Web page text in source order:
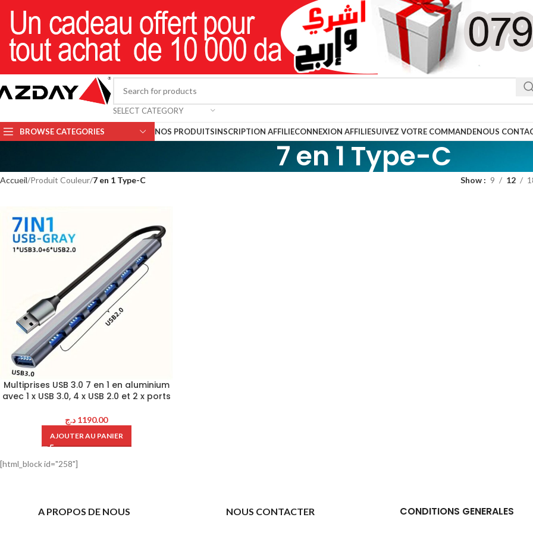
SELECT CATEGORY
BROWSE CATEGORIES NOS PRODUITSINSCRIPTION AFFILIECONNEXION AFFILIESUIVEZ VOTRE COMMANDENOUS
7 en 1 Type-C
Accueil Produit Couleur 7 en 1 Type-C Show 9 12
Multiprises USB 3.0 7 en 1 en aluminium
avec 1 x USB 3.0, 4 x USB 2.0 et 2 x ports
1190.00 د.ج
AJOUTER AU PANIER
[html_block id="258"]
A PROPOS DE NOUS NOUS CONTACTER CONDITIONS GENERALES